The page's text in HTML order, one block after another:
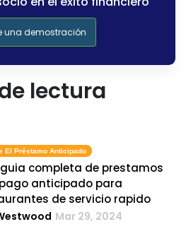
una demostración
lectura
El Préstamo Anticipado
completa de prestamos
anticipado para
de servicio rapido
Mar 29, 2024